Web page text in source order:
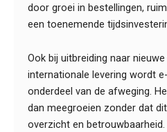
door groei in bestellingen,
een toenemende
Ook bij uitbreiding naar
internationale levering wordt
onderdeel van de afweging.
dan meegroeien zonder dat
overzicht en betrouwbaarheid.